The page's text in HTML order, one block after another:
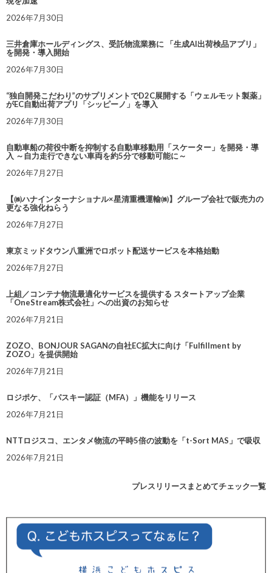
2026年7月30日
三井倉庫ホールディングス、受託物流業務に 「生成AI出荷検品アプリ」
を開発・導入開始
2026年7月30日
“独自開発こだわり”のサプリメントでD2C展開する「ウェルモット製薬」
がEC自動出荷アプリ「シッピーノ」を導入
2026年7月30日
自動車船の荷役中断を抑制する自動車移動用「スケーター」を開発・導
入 ～自力走行できない車両を約5分で移動可能に～
2026年7月27日
【㈱ハナインターナショナル×星清重機運輸㈱】グループ会社で販売力の
更なる強化ねらう
2026年7月27日
東京ミッドタウン八重洲でロボット配送サービスを本格始動
2026年7月27日
上組／コンテナ物流最適化サービスを提供する スタートアップ企業
「OneStream株式会社」への出資のお知らせ
2026年7月21日
ZOZO、BONJOUR SAGANの自社EC拡大に向け「Fulfillment by
ZOZO」を提供開始
2026年7月21日
ロジポケ、「パスキー認証（MFA）」機能をリリース
2026年7月21日
NTTロジスコ、エンタメ物流の平時5倍の波動を「t-Sort MAS」で吸収
2026年7月21日
プレスリリースまとめてチェック一覧